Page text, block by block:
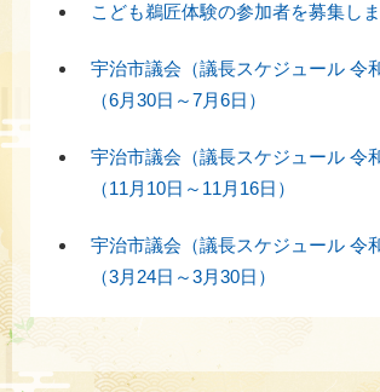
こども鵜匠体験の参加者を募集し
宇治市議会（議長スケジュール 令
（6月30日～7月6日）
宇治市議会（議長スケジュール 令
（11月10日～11月16日）
宇治市議会（議長スケジュール 令
（3月24日～3月30日）